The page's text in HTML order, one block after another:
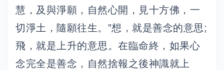
慧，及與淨願，自然心開，見十方佛，一
切淨土，隨願往生。”想，就是善念的意思;
飛，就是上升的意思。在臨命終，如果心
念完全是善念，自然捨報之後神識就上